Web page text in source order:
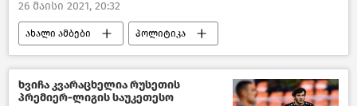
26 მაისი 2021, 20:32
ახალი ამბები პოლიტიკა
საქართველო
ხვიჩა კვარაცხელია რუსეთის
პრემიერ-ლიგის საუკეთესო